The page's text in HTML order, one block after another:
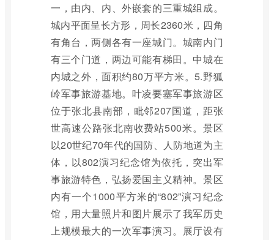
一，由内、内、外嵌套的三重城组成。
城内平面呈长方形，周长2360米，四角
有角台，两侧各有一座城门。城南内门
有三个门道，两边可能有梯田。中城在
内城之外，面积约80万平方米。5.野狐
岭军事旅游基地。叶凌要塞军事旅游区
位于张北县南部，毗邻207国道，距张
世高速公路张北南收费站500米。景区
以20世纪70年代的国防、人防地道为主
体，以802演习纪念馆为依托，突出军
事旅游特色，弘扬爱国主义精神。景区
内有一个1000平方米的“802”演习纪念
馆，用大量照片和图片展示了我军历史
上规模最大的一次军事演习。展厅设有